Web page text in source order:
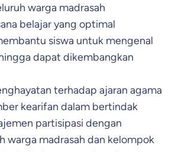
warga madrasah
belajar yang optimal
siswa untuk mengenal
dapat dikembangkan
terhadap ajaran agama
kearifan dalam bertindak
partisipasi dengan
warga madrasah dan kelompok